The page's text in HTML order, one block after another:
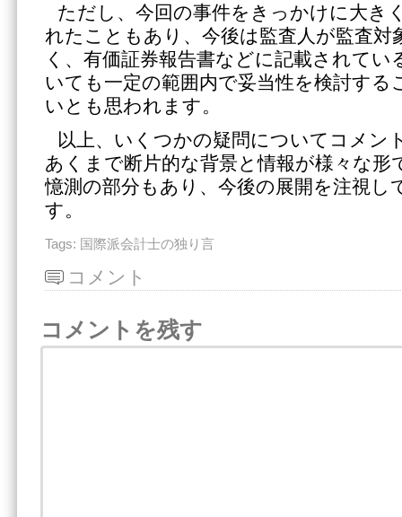
ただし、今回の事件をきっかけに大き
れたこともあり、今後は監査人が監査対
く、有価証券報告書などに記載されてい
いても一定の範囲内で妥当性を検討する
いとも思われます。
以上、いくつかの疑問についてコメン
あくまで断片的な背景と情報が様々な形
憶測の部分もあり、今後の展開を注視し
す。
Tags: 国際派会計士の独り言
コメント
コメントを残す